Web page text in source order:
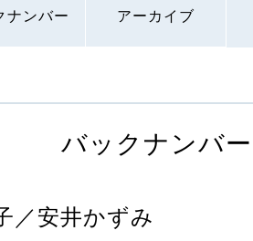
ナンバー アーカイブ
バックナンバー
／安井かずみ